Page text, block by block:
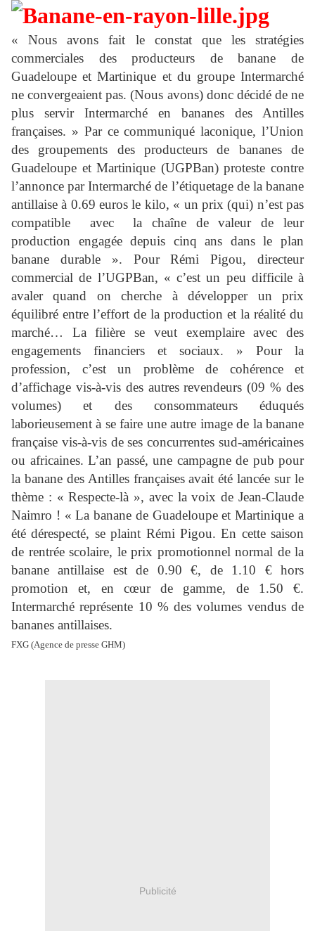
« Nous avons fait le constat que les stratégies
commerciales des producteurs de banane de
Guadeloupe et Martinique et du groupe Intermarché
ne convergeaient pas. (Nous avons) donc décidé de ne
plus servir Intermarché en bananes des Antilles
françaises. » Par ce communiqué laconique, l’Union
des groupements des producteurs de bananes de
Guadeloupe et Martinique (UGPBan) proteste contre
l’annonce par Intermarché de l’étiquetage de la banane
antillaise à 0.69 euros le kilo, « un prix (qui) n’est pas
compatible avec la chaîne de valeur de leur
production engagée depuis cinq ans dans le plan
banane durable ». Pour Rémi Pigou, directeur
commercial de l’UGPBan, « c’est un peu difficile à
avaler quand on cherche à développer un prix
équilibré entre l’effort de la production et la réalité du
marché… La filière se veut exemplaire avec des
engagements financiers et sociaux. » Pour la
profession, c’est un problème de cohérence et
d’affichage vis-à-vis des autres revendeurs (09 % des
volumes) et des consommateurs éduqués
laborieusement à se faire une autre image de la banane
française vis-à-vis de ses concurrentes sud-américaines
ou africaines. L’an passé, une campagne de pub pour
la banane des Antilles françaises avait été lancée sur le
thème : « Respecte-là », avec la voix de Jean-Claude
Naimro ! « La banane de Guadeloupe et Martinique a
été dérespecté, se plaint Rémi Pigou. En cette saison
de rentrée scolaire, le prix promotionnel normal de la
banane antillaise est de 0.90 €, de 1.10 € hors
promotion et, en cœur de gamme, de 1.50 €.
Intermarché représente 10 % des volumes vendus de
bananes antillaises.
FXG (Agence de presse GHM)
Publicité